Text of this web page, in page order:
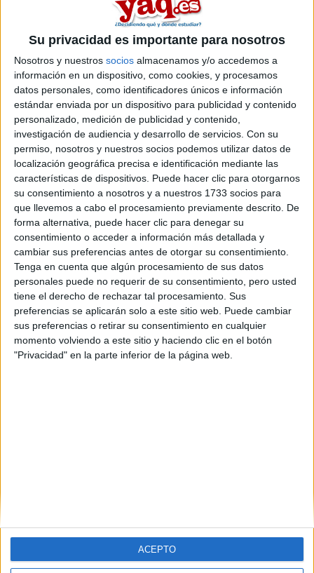
Su privacidad es importante para nosotros
Nosotros y nuestros socios almacenamos y/o accedemos a
información en un dispositivo, como cookies, y procesamos
datos personales, como identificadores únicos e información
estándar enviada por un dispositivo para publicidad y contenido
personalizado, medición de publicidad y contenido,
investigación de audiencia y desarrollo de servicios. Con su
permiso, nosotros y nuestros socios podemos utilizar datos de
localización geográfica precisa e identificación mediante las
características de dispositivos. Puede hacer clic para otorgarnos
su consentimiento a nosotros y a nuestros 1733 socios para
que llevemos a cabo el procesamiento previamente descrito. De
forma alternativa, puede hacer clic para denegar su
consentimiento o acceder a información más detallada y
cambiar sus preferencias antes de otorgar su consentimiento.
Tenga en cuenta que algún procesamiento de sus datos
personales puede no requerir de su consentimiento, pero usted
tiene el derecho de rechazar tal procesamiento. Sus
preferencias se aplicarán solo a este sitio web. Puede cambiar
sus preferencias o retirar su consentimiento en cualquier
momento volviendo a este sitio y haciendo clic en el botón
"Privacidad" en la parte inferior de la página web.
ACEPTO
clase los profesores y de mi parte os recomiendo estudiar
acá. Quisiera saber si hay alguien más de este foro que
estudie en esta universidad. Quizás hay alguien más que
estudie también este máster econometría. Por acá os dejo la
url del máster por si queréis más info:https://www.master-
finanzas-cuantitativas.com/mastersque-es-la-econometria/
Inicio
Etiquetas: Hablar x Hablar Economía